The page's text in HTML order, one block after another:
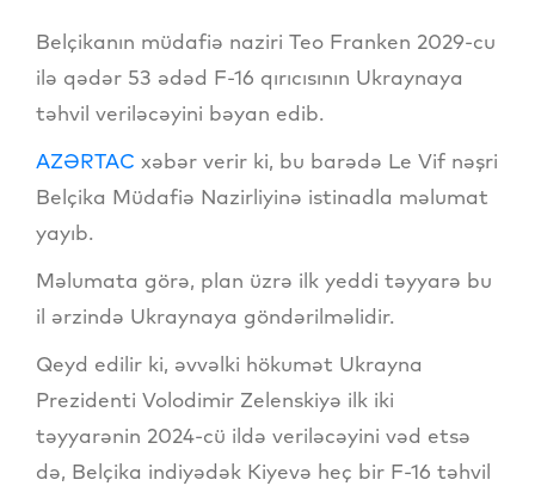
Belçikanın müdafiə naziri Teo Franken 2029-cu
ilə qədər 53 ədəd F-16 qırıcısının Ukraynaya
təhvil veriləcəyini bəyan edib.
AZƏRTAC xəbər verir ki, bu barədə Le Vif nəşri
Belçika Müdafiə Nazirliyinə istinadla məlumat
yayıb.
Məlumata görə, plan üzrə ilk yeddi təyyarə bu
il ərzində Ukraynaya göndərilməlidir.
Qeyd edilir ki, əvvəlki hökumət Ukrayna
Prezidenti Volodimir Zelenskiyə ilk iki
təyyarənin 2024-cü ildə veriləcəyini vəd etsə
də, Belçika indiyədək Kiyevə heç bir F-16 təhvil